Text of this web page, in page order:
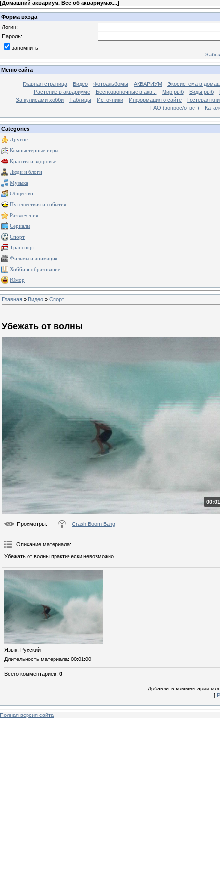
[Домашний аквариум. Всё об аквариумах...]
Форма входа
Логин:
Пароль:
запомнить
Меню сайта
Главная страница Видео Фотоальбомы АКВАРИУМ
Экосистема в
Растение в аквариуме
Беспозвоночные в акв... Мир рыб Виды рыб
За кулисами хобби
Таблицы Источники Информация о сайте
Гостевая
FAQ (вопрос/ответ)
Categories
Другое
Компьютерные игры
Красота и здоровье
Люди и блоги
Музыка
Общество
Путешествия и события
Развлечения
Сериалы
Спорт
Транспорт
Фильмы и анимация
Хобби и образование
Юмор
Главная » Видео » Спорт
Убежать от волны
Просмотры: Crash Boom Bang
Описание материала:
Убежать от волны практически невозможно.
Язык: Русский
Длительность материала: 00:01:00
Всего комментариев: 0
Добавлять комментарии
[
Полная версия сайта